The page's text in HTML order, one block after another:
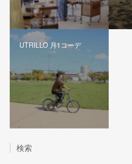
UTRILLO 月1コーデ
検索